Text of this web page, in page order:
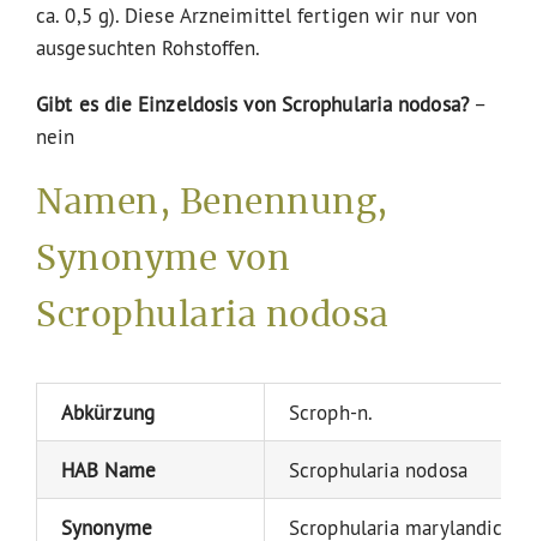
ca. 0,5 g). Diese Arzneimittel fertigen wir nur von
ausgesuchten Rohstoffen.
Gibt es die Einzeldosis von Scrophularia nodosa?–
nein
Namen, Benennung,
Synonyme von
Scrophularia nodosa
Abkürzung Scroph-n.
HAB Name Scrophularia nodosa
Synonyme Scrophularia marylandica,